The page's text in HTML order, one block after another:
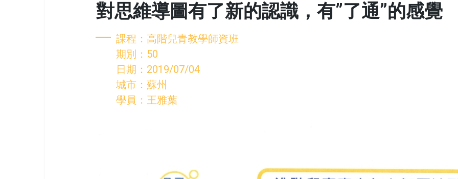
對思維導圖有了新的認識，有”了通”的感覺
課程：高階兒青教學師資班
期別：50
日期：2019/07/04
城市：蘇州
學員：王雅葉